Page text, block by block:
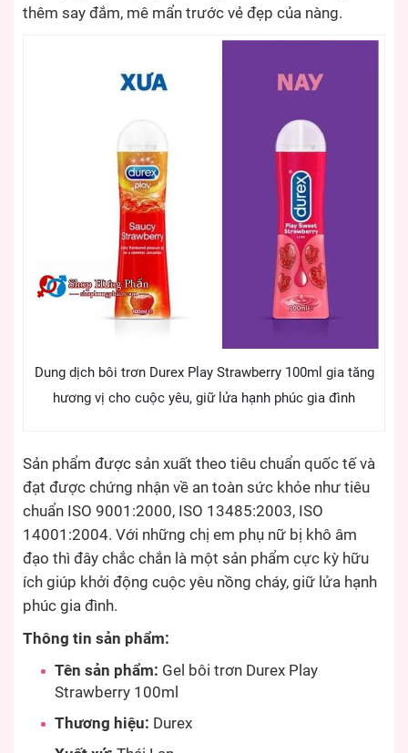
thêm say đắm, mê mẩn trước vẻ đẹp của nàng.
Dung dịch bôi trơn Durex Play Strawberry 100ml gia tăng
hương vị cho cuộc yêu, giữ lửa hạnh phúc gia đình
Sản phẩm được sản xuất theo tiêu chuẩn quốc tế và
đạt được chứng nhận về an toàn sức khỏe như tiêu
chuẩn ISO 9001:2000, ISO 13485:2003, ISO
14001:2004. Với những chị em phụ nữ bị khô âm
đạo thì đây chắc chắn là một sản phẩm cực kỳ hữu
ích giúp khởi động cuộc yêu nồng cháy, giữ lửa hạnh
phúc gia đình.
Thông tin sản phẩm:
Tên sản phẩm: Gel bôi trơn Durex Play
Strawberry 100ml
Thương hiệu: Durex